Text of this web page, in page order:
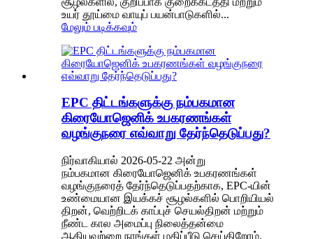
உயர் தூய்மை வாயுப் பயன்பாடுகளில்...
மேலும் படிக்கவும்
EPC திட்டங்களுக்கு நம்பகமான
கிரையோஜெனிக் உபகரணங்கள்
வழங்குநரை எவ்வாறு தேர்ந்தெடுப்பது?
நிர்வாகியால் 2026-05-22 அன்று
நம்பகமான கிரையோஜெனிக் உபகரணங்கள்
வழங்குநரைத் தேர்ந்தெடுப்பதற்காக, EPC-யின்
உண்மையான இயக்கச் சூழல்களில் பொறியியல்
திறன், வெற்றிடக் காப்புச் செயல்திறன் மற்றும்
நீண்ட கால அமைப்பு நிலைத்தன்மை
ஆகியவற்றை நாங்கள் மதிப்பீடு செய்கிறோம்.